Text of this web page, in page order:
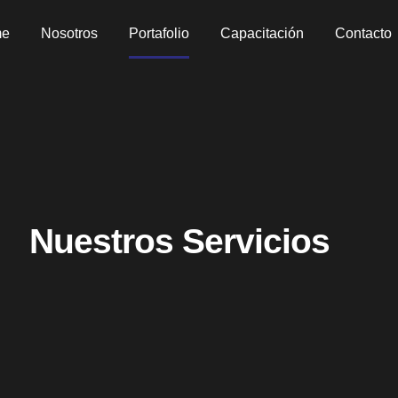
Nosotros Portafolio Capacitación Contacto
Nuestros Servicios